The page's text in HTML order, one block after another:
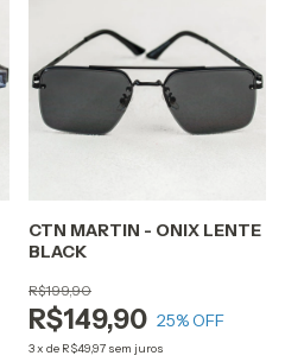
CTN MARTIN - ONIX LENTE
BLACK
R$149,90
R$199,90
25% OFF
3x de R$49,97 sem juros